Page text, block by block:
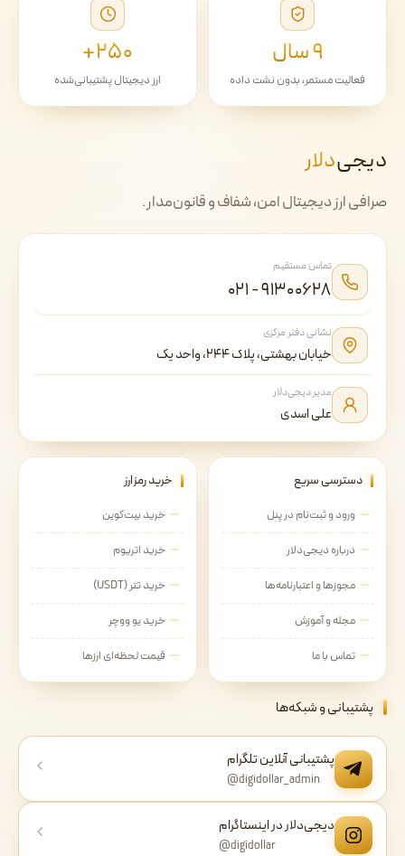
۹ سال
فعالیت مستمر، بدون نشت داده
۲۵۰+
ارز دیجیتال پشتیبانی‌شده
دیجی‌دلار
صرافی ارز دیجیتال امن، شفاف و قانون‌مدار.
تماس مستقیم
۰۲۱ - ۹۱۳۰۰۶۲۸
نشانی دفتر مرکزی
خیابان بهشتی، پلاک ۲۴۴، واحد یک
مدیر دیجی‌دلار
علی اسدی
دسترسی سریع
ورود و ثبت‌نام در پنل
درباره دیجی‌دلار
مجوزها و اعتبارنامه‌ها
مجله و آموزش
تماس با ما
خرید رمزارز
خرید بیت‌کوین
خرید اتریوم
خرید تتر (USDT)
خرید یو ووچر
قیمت لحظه‌ای ارزها
پشتیبانی و شبکه‌ها
پشتیبانی آنلاین تلگرام
@digidollar_admin
دیجی‌دلار در اینستاگرام
@digidollar